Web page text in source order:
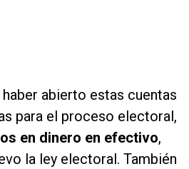
abierto estas cuentas
para el proceso electoral,
en dinero en efectivo,
la ley electoral. También